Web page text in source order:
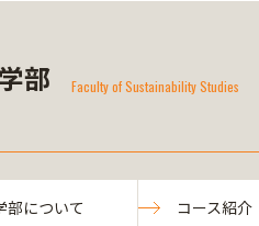
部 Faculty of Sustainability Studies
部について コース紹介